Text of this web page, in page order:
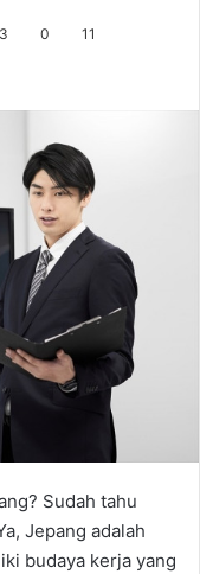
0 11
Sudah tahu
Jepang adalah
budaya kerja yang